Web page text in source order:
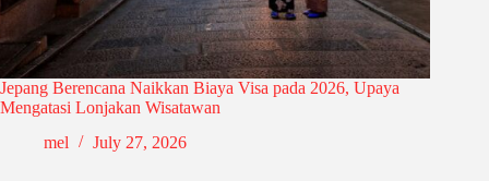
Jepang Berencana Naikkan Biaya Visa pada 2026, Upaya
Mengatasi Lonjakan Wisatawan
mel
July 27, 2026